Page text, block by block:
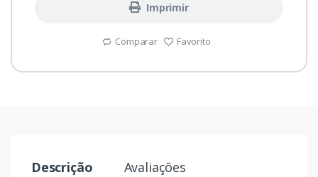
Imprimir
Comparar Favorito
Descrição Avaliações